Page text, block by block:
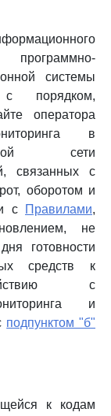
системы
с порядком,
оператора
в
сети
связанных с
оборотом и
с
Правилами,
не
готовности
средств к
с
и
подпунктом "б"
к кодам